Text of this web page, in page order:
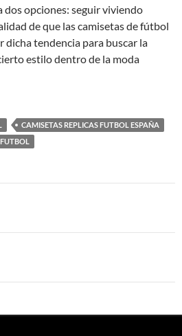
dos opciones: seguir viviendo
de que las camisetas de fútbol
dicha tendencia para buscar la
estilo dentro de la moda
CAMISETAS REPLICAS FUTBOL ESPAÑA